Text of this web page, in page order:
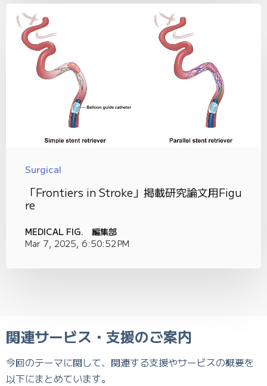
Surgical
「Frontiers in Stroke」掲載研究論文用Figu
re
MEDICAL FIG. 編集部
Mar 7, 2025, 6:50:52 PM
関連サービス・支援のご案内
今回のテーマに関して、関連する支援やサービスの概要を
以下にまとめています。